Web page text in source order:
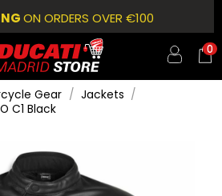
ON ORDERS OVER €100
0
Gear
Jackets
C1 Black